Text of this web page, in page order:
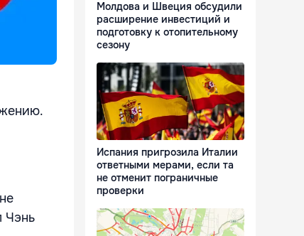
Чэнь
Молдова и Швеция обсудили
расширение инвестиций и
подготовку к отопительному
сезону
Испания пригрозила Италии
ответными мерами, если та
не отменит пограничные
проверки